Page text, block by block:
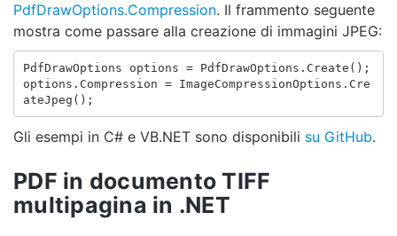
PdfDrawOptions.Compression. Il frammento seguente
mostra come passare alla creazione di immagini JPEG:
PdfDrawOptions options = PdfDrawOptions . Create ();
options . Compression = ImageCompressionOptions . Cre
ateJpeg ();
Gli esempi in C# e VB.NET sono disponibili su GitHub.
PDF in documento TIFF
multipagina in .NET